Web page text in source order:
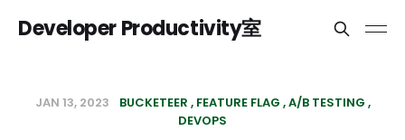
Developer Productivity室
JAN 13, 2023 BUCKETEER FEATURE FLAG A/B TESTING
DEVOPS